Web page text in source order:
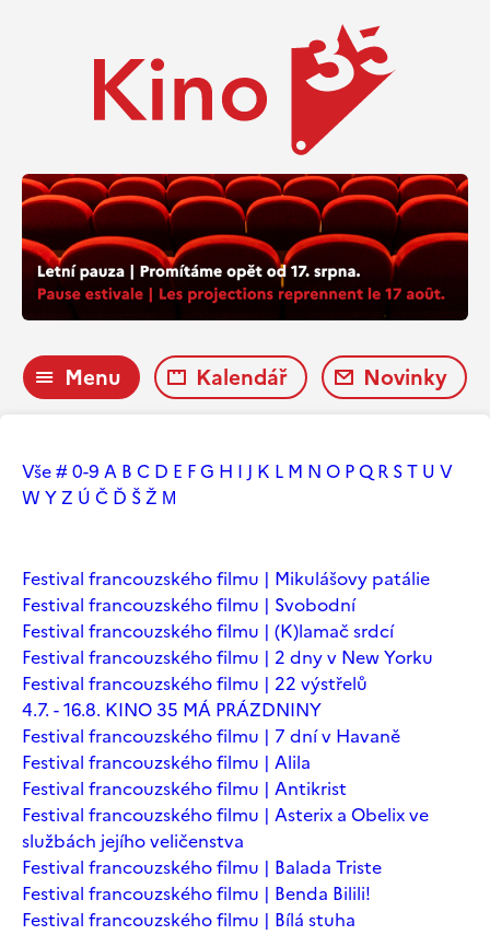
Menu Kalendář Novinky
Vše# 0-9 A B C D E FG H I J K L M N O PQ R ST U V
W YZ Ú Č Ď ŠŽ М
Festival francouzského filmu | Mikulášovy patálie
Festival francouzského filmu | Svobodní
Festival francouzského filmu | (K)lamač srdcí
Festival francouzského filmu | 2 dny v New Yorku
Festival francouzského filmu | 22 výstřelů
4.7. - 16.8. KINO 35 MÁ PRÁZDNINY
Festival francouzského filmu | 7 dní v Havaně
Festival francouzského filmu | Alila
Festival francouzského filmu | Antikrist
Festival francouzského filmu | Asterix a Obelix ve
službách jejího veličenstva
Festival francouzského filmu | Balada Triste
Festival francouzského filmu | Benda Bilili!
Festival francouzského filmu | Bílá stuha